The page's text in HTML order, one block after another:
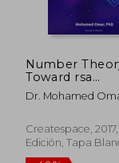
Number
Toward rsa
Cryptography:
Undergraduate
(Discrete
Mathematics)
Dr. Mohamed
Createspace, 2017,
Edición, Tapa
Nuevo